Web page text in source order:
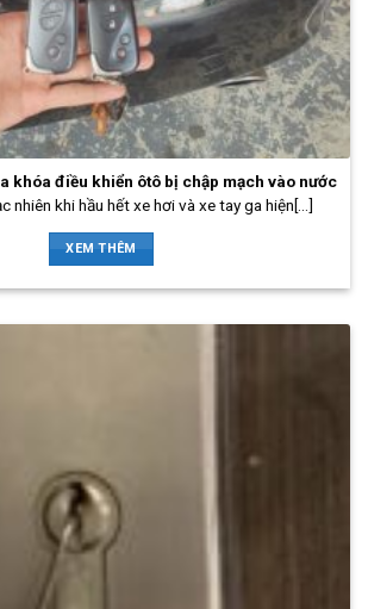
khóa điều khiển ôtô bị chập mạch vào nước
nhiên khi hầu hết xe hơi và xe tay ga hiện[...]
XEM THÊM